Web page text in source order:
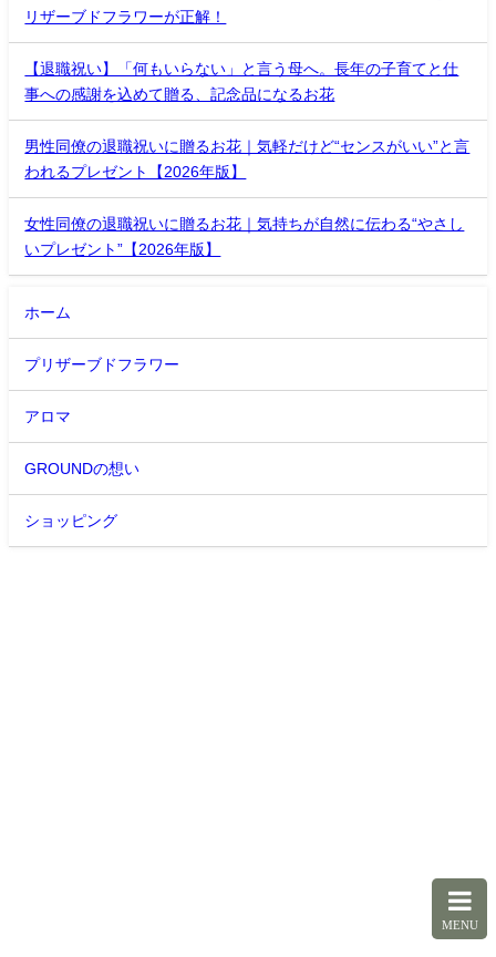
リザーブドフラワーが正解！
【退職祝い】「何もいらない」と言う母へ。長年の子育てと仕
事への感謝を込めて贈る、記念品になるお花
男性同僚の退職祝いに贈るお花｜気軽だけど“センスがいい”と言
われるプレゼント【2026年版】
女性同僚の退職祝いに贈るお花｜気持ちが自然に伝わる“やさし
いプレゼント”【2026年版】
ホーム
プリザーブドフラワー
アロマ
GROUNDの想い
ショッピング
MENU